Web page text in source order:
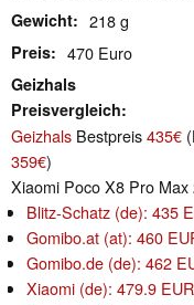
Gewicht 218 g
Preis 470 Euro
Geizhals
Preisvergleich
Geizhals Bestpreis435€
359€)
Xiaomi Poco X8 Pro
Blitz-Schatz (de): 435
Gomibo.at (at): 460
Gomibo.de (de): 462
Xiaomi (de): 479.9 EUR